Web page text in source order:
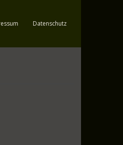
Datenschutz